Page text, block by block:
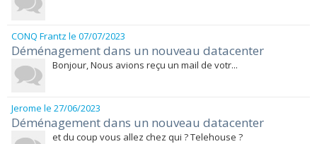
CONQ Frantz le 07/07/2023
Déménagement dans un nouveau datacenter
Bonjour, Nous avions reçu un mail de votr...
Jerome le 27/06/2023
Déménagement dans un nouveau datacenter
et du coup vous allez chez qui ? Telehouse ?